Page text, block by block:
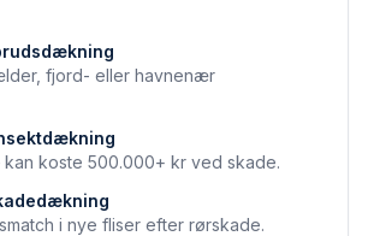
fjord- eller havnenær
koste 500.000+ kr ved skade.
i nye fliser efter rørskade.